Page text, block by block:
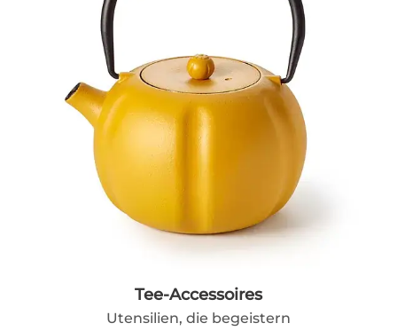
Tee-Accessoires
Utensilien, die begeistern